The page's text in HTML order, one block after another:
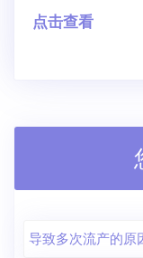
点击查看
导致多次流产的原